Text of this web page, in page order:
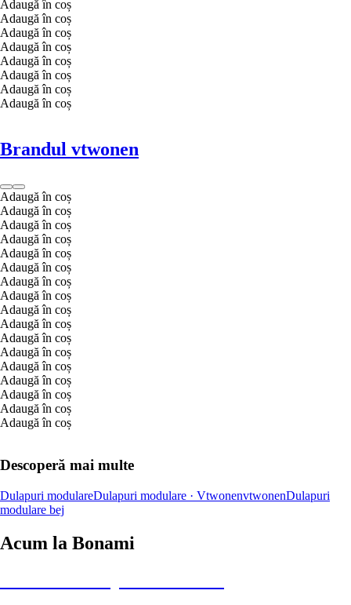
Adaugă în coș
Adaugă în coș
Adaugă în coș
Adaugă în coș
Adaugă în coș
Adaugă în coș
Adaugă în coș
Adaugă în coș
Brandul vtwonen
Adaugă în coș
Adaugă în coș
Adaugă în coș
Adaugă în coș
Adaugă în coș
Adaugă în coș
Adaugă în coș
Adaugă în coș
Adaugă în coș
Adaugă în coș
Adaugă în coș
Adaugă în coș
Adaugă în coș
Adaugă în coș
Adaugă în coș
Adaugă în coș
Adaugă în coș
Descoperă mai multe
Dulapuri modulareDulapuri modulare · VtwonenvtwonenDulapuri
modulare bej
Acum la Bonami